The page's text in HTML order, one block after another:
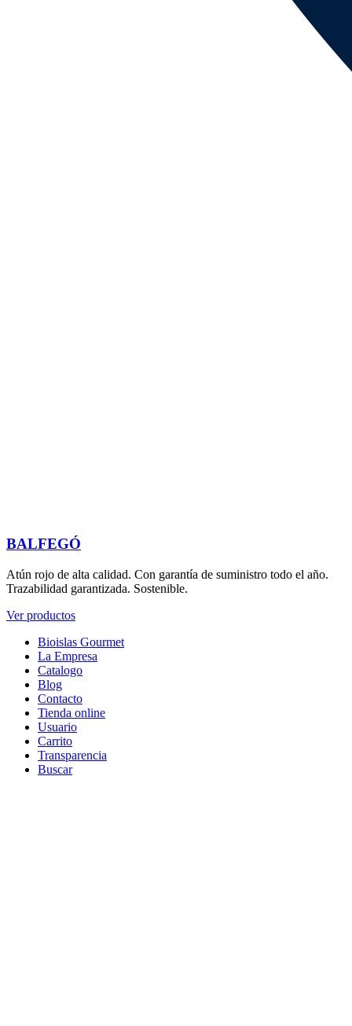
BALFEGÓ
Atún rojo de alta calidad. Con garantía de suministro todo el año.
Trazabilidad garantizada. Sostenible.
Ver productos
Bioislas Gourmet
La Empresa
Catalogo
Blog
Contacto
Tienda online
Usuario
Carrito
Transparencia
Buscar